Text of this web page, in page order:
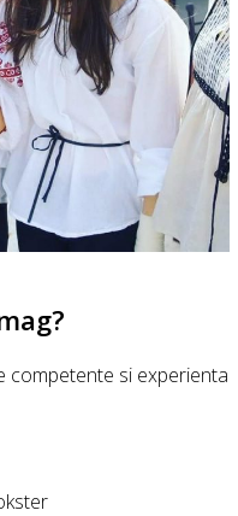
competente si experienta